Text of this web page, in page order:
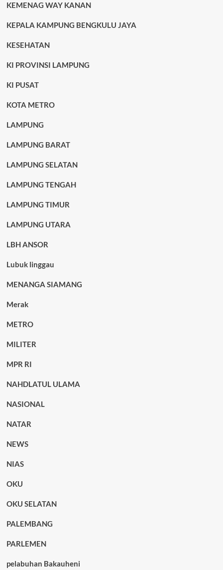
KEMENAG WAY KANAN
KEPALA KAMPUNG BENGKULU JAYA
KESEHATAN
KI PROVINSI LAMPUNG
KI PUSAT
KOTA METRO
LAMPUNG
LAMPUNG BARAT
LAMPUNG SELATAN
LAMPUNG TENGAH
LAMPUNG TIMUR
LAMPUNG UTARA
LBH ANSOR
Lubuk linggau
MENANGA SIAMANG
Merak
METRO
MILITER
MPR RI
NAHDLATUL ULAMA
NASIONAL
NATAR
NEWS
NIAS
OKU
OKU SELATAN
PALEMBANG
PARLEMEN
pelabuhan Bakauheni